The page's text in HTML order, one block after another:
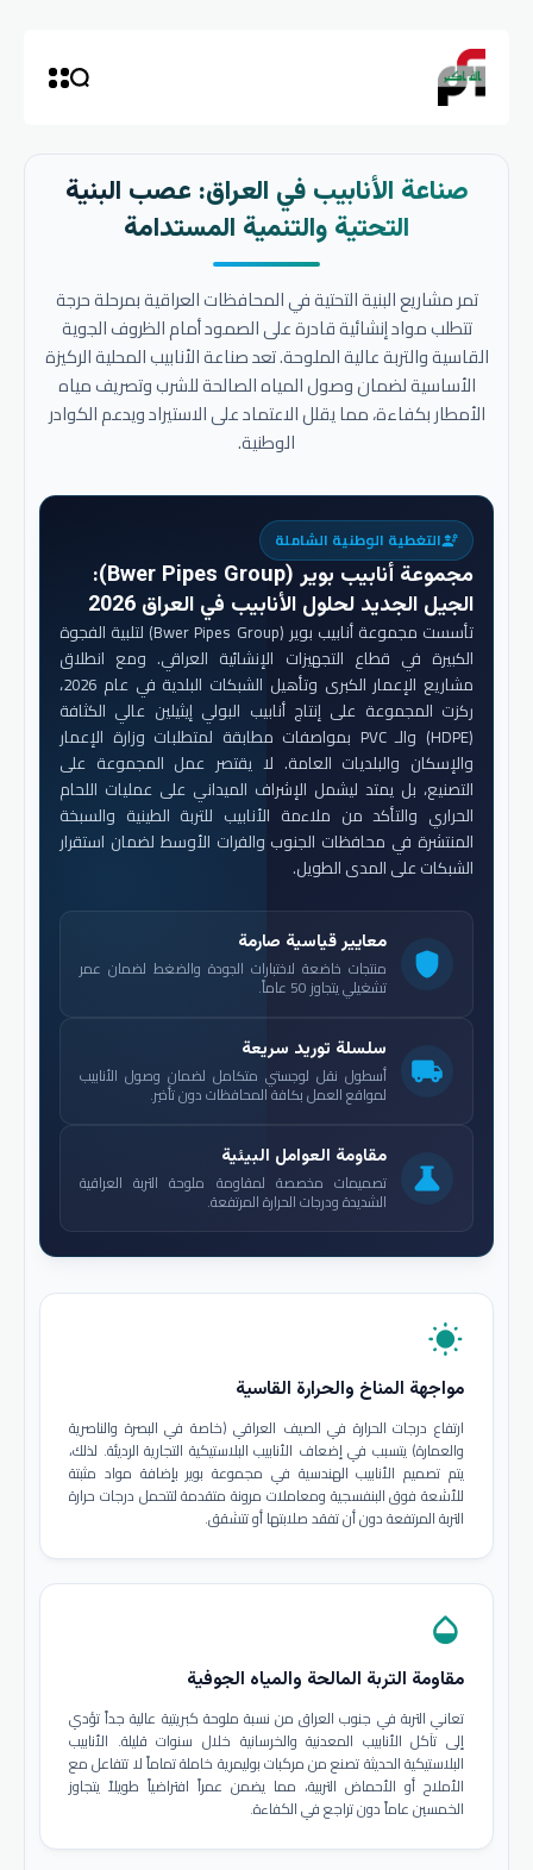
صناعة الأنابيب في العراق: عصب البنية
التحتية والتنمية المستدامة
تمر مشاريع البنية التحتية في المحافظات العراقية بمرحلة حرجة
تتطلب مواد إنشائية قادرة على الصمود أمام الظروف الجوية
القاسية والتربة عالية الملوحة. تعد صناعة الأنابيب المحلية الركيزة
الأساسية لضمان وصول المياه الصالحة للشرب وتصريف مياه
الأمطار بكفاءة، مما يقلل الاعتماد على الاستيراد ويدعم الكوادر
الوطنية.
engineeringالتغطية الوطنية الشاملة
مجموعة أنابيب بوير (Bwer Pipes Group)
:
الجيل الجديد لحلول الأنابيب في العراق 2026
تأسست مجموعة أنابيب بوير (Bwer Pipes Group) لتلبية الفجوة
الكبيرة في قطاع التجهيزات الإنشائية العراقي. ومع انطلاق
مشاريع الإعمار الكبرى وتأهيل الشبكات البلدية في عام 2026،
ركزت المجموعة على إنتاج أنابيب البولي إيثيلين عالي الكثافة
(HDPE) والـ PVC بمواصفات مطابقة لمتطلبات وزارة الإعمار
والإسكان والبلديات العامة. لا يقتصر عمل المجموعة على
التصنيع، بل يمتد ليشمل الإشراف الميداني على عمليات اللحام
الحراري والتأكد من ملاءمة الأنابيب للتربة الطينية والسبخة
المنتشرة في محافظات الجنوب والفرات الأوسط لضمان استقرار
الشبكات على المدى الطويل.
shield
معايير قياسية صارمة
منتجات خاضعة لاختبارات الجودة والضغط لضمان عمر
تشغيلي يتجاوز 50 عاماً.
local_shipping
سلسلة توريد سريعة
أسطول نقل لوجستي متكامل لضمان وصول الأنابيب
لمواقع العمل بكافة المحافظات دون تأخير.
science
مقاومة العوامل البيئية
تصميمات مخصصة لمقاومة ملوحة التربة العراقية
الشديدة ودرجات الحرارة المرتفعة.
wb_sunny
مواجهة المناخ والحرارة القاسية
ارتفاع درجات الحرارة في الصيف العراقي (خاصة في البصرة والناصرية
والعمارة) يتسبب في إضعاف الأنابيب البلاستيكية التجارية الرديئة. لذلك،
يتم تصميم الأنابيب الهندسية في مجموعة بوير بإضافة مواد مثبتة
للأشعة فوق البنفسجية ومعاملات مرونة متقدمة لتتحمل درجات حرارة
التربة المرتفعة دون أن تفقد صلابتها أو تتشقق.
opacity
مقاومة التربة المالحة والمياه الجوفية
تعاني التربة في جنوب العراق من نسبة ملوحة كبريتية عالية جداً تؤدي
إلى تآكل الأنابيب المعدنية والخرسانية خلال سنوات قليلة. الأنابيب
البلاستيكية الحديثة تصنع من مركبات بوليمرية خاملة تماماً لا تتفاعل مع
الأملاح أو الأحماض التربية، مما يضمن عمراً افتراضياً طويلاً يتجاوز
الخمسين عاماً دون تراجع في الكفاءة.